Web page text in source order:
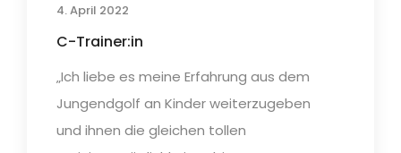
4. April 2022
C-Trainer:in
„Ich liebe es meine Erfahrung aus dem
Jungendgolf an Kinder weiterzugeben
und ihnen die gleichen tollen